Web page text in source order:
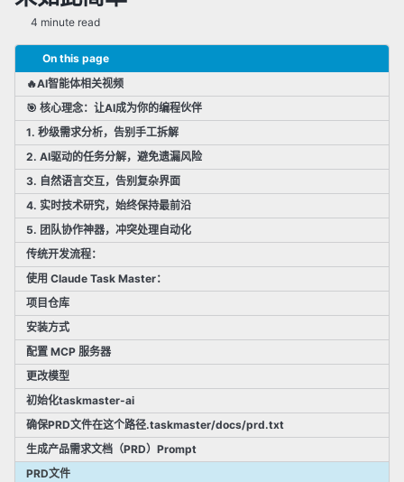
✅ 提示词工程
✅ 微调(Fine-Tuning)
✅ 其他AI相关技术
✅ 研究动态
✅ 新技术追踪
4 minute read
On this page
🔥AI智能体相关视频
🎯 核心理念：让AI成为你的编程伙伴
1. 秒级需求分析，告别手工拆解
2. AI驱动的任务分解，避免遗漏风险
3. 自然语言交互，告别复杂界面
4. 实时技术研究，始终保持最前沿
5. 团队协作神器，冲突处理自动化
传统开发流程：
使用 Claude Task Master：
项目仓库
安装方式
配置 MCP 服务器
更改模型
初始化taskmaster-ai
确保PRD文件在这个路径.taskmaster/docs/prd.txt
生成产品需求文档（PRD）Prompt
PRD文件